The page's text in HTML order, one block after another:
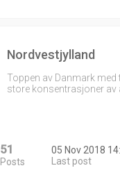
Nordvestjylland
Toppen av Danmark med
store konsentrasjoner av
51
Posts
05 Nov 2018
Last post